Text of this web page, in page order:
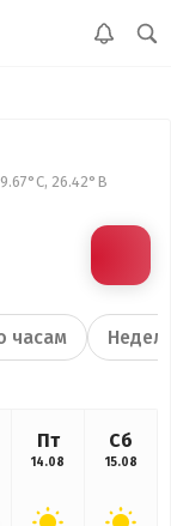
26.42°В
часам
Пт
14.08
Сб
15.08